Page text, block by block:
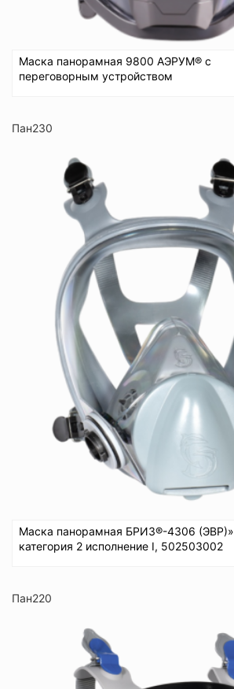
Маска панорамная 9800 АЭРУМ® с
переговорным устройством
Пан230
Маска панорамная БРИЗ®-4306 (ЭВР)»
категория 2 исполнение I, 502503002
Пан220